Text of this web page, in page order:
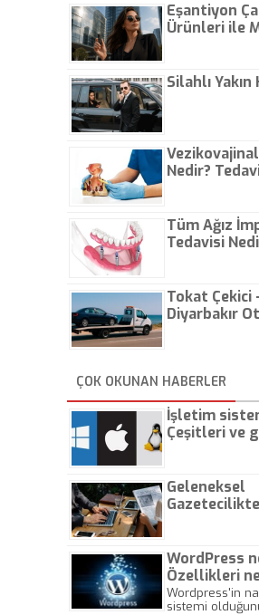
Eşantiyon
Ürünleri ile
Silahlı
Nedir?
Tüm Ağız
Tedavisi
Tokat Çekici
Diyarbakır
ÇOK OKUNAN HABERLER
İşletim
Çeşitleri ve
Geleneksel
WordPress
Özellikleri
Wordpress'in
sistemi